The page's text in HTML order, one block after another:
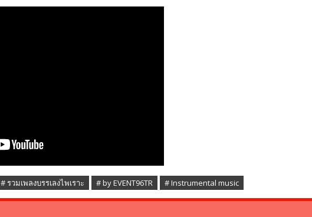
# รวมเพลงบรรเลงไพเราะ # by EVENT96TR # Instrumental music